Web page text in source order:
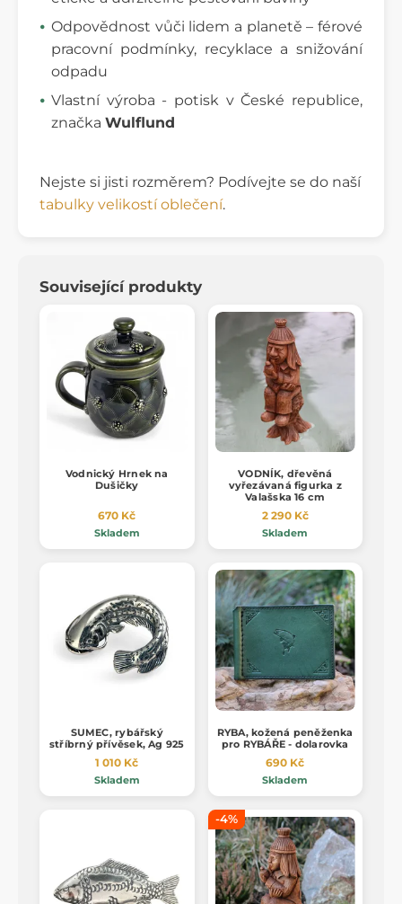
Odpovědnost vůči lidem a planetě – férové
pracovní podmínky, recyklace a snižování
odpadu
Vlastní výroba - potisk v České republice,
značka Wulflund
Nejste si jisti rozměrem? Podívejte se do naší
tabulky velikostí oblečení.
Související produkty
Vodnický Hrnek na
Dušičky
670 Kč
Skladem
VODNÍK, dřevěná
vyřezávaná figurka z
Valašska 16 cm
2 290 Kč
Skladem
SUMEC, rybářský
stříbrný přívěsek, Ag 925
1 010 Kč
Skladem
RYBA, kožená peněženka
pro RYBÁŘE - dolarovka
690 Kč
Skladem
-4%